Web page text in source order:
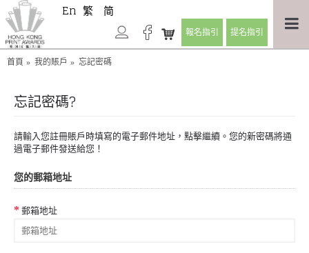
En 繁 简
報名指引 提名指引
首頁 我的賬戶 忘記密碼
忘記密碼?
請輸入您註冊賬戶時填寫的電子郵件地址，點擊繼續。您的新密碼將通
過電子郵件發送給您！
您的郵箱地址
郵箱地址